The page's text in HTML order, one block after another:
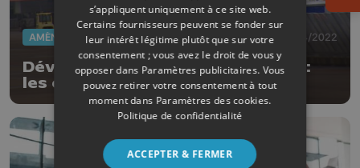
AMÉNAGEMENT DU TERRITOIRE 08/04/2022
Développement de Liège Airport :
les citoyens de 19 communes
peuvent envoyer leurs observations
s’appliquent uniquement à ce site web.
Certains fournisseurs peuvent se fonder sur
leur intérêt légitime plutôt que sur votre
consentement ; vous avez le droit de vous y
opposer dans Paramètres publicitaires. Vous
pouvez retirer votre consentement à tout
moment dans Paramètres des cookies.
Politique de confidentialité
ACCEPTER & FERMER